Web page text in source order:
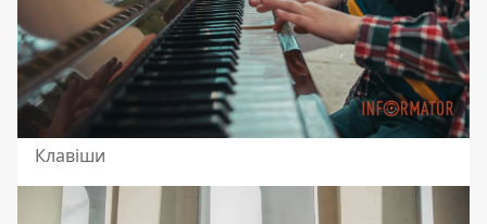
Клавіши